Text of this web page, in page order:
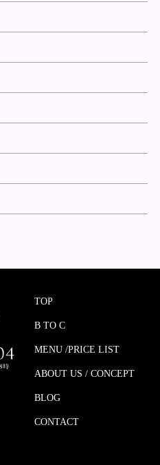
TOP
B TO C
MENU /PRICE LIST
ABOUT US / CONCEPT
BLOG
CONTACT